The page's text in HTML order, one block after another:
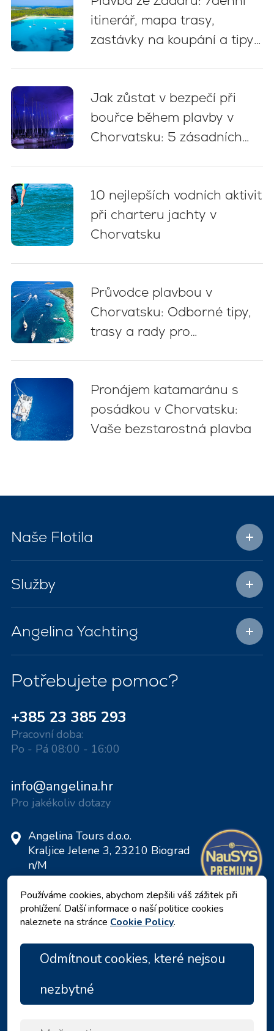
itinerář, mapa trasy,
zastávky na koupání a tipy
Jak zůstat v bezpečí při
bouřce během plavby v
Chorvatsku: 5 zásadních
10 nejlepších vodních aktivit
při charteru jachty v
Chorvatsku
Průvodce plavbou v
Chorvatsku: Odborné tipy,
trasy a rady pro
Pronájem katamaránu s
posádkou v Chorvatsku:
Vaše bezstarostná plavba
Naše Flotila
Služby
Angelina Yachting
Potřebujete pomoc?
+385 23 385 293
Pracovní doba:
Po - Pá 08:00 - 16:00
info@angelina.hr
Pro jakékoliv dotazy
Angelina Tours d.o.o.
Kraljice Jelene 3, 23210 Biograd
n/M
Chorvatsko
DIČ: 20598733460
ID: HR-AB-23-060130534, MB:
0650676
Používáme cookies, abychom zlepšili váš zážitek při
prohlížení. Další informace o naší politice cookies
naleznete na stránce Cookie Policy.
Odmítnout cookies, které nejsou
nezbytné